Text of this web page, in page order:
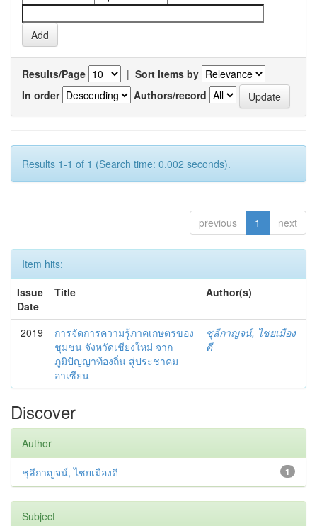
Results/Page | Sort items by
In order
Authors/record
Results 1-1 of 1 (Search time: 0.002 seconds).
previous 1 next
Item hits:
Issue
Date
Title Author(s)
2019
การจัดการความรู้ภาคเกษตรของ
ชุมชน จังหวัดเชียงใหม่ จาก
ภูมิปัญญาท้องถิ่น สู่ประชาคม
อาเซียน
ชุลีกาญจน์, ไชยเมือง
ดี
Discover
Author
1
ชุลีกาญจน์, ไชยเมืองดี
Subject